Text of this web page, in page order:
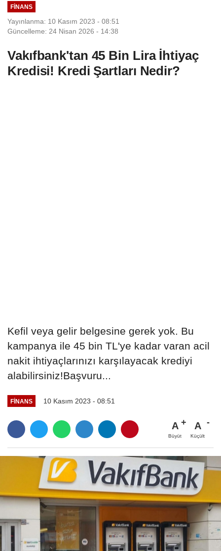
FINANS
Yayınlanma: 10 Kasım 2023 - 08:51
Güncelleme: 24 Nisan 2026 - 14:38
Vakıfbank'tan 45 Bin Lira İhtiyaç
Kredisi! Kredi Şartları Nedir?
Kefil veya gelir belgesine gerek yok. Bu
kampanya ile 45 bin TL'ye kadar varan acil
nakit ihtiyaçlarınızı karşılayacak krediyi
alabilirsiniz!Başvuru...
FINANS 10 Kasım 2023 - 08:51
A
Büyüt
A
Küçült